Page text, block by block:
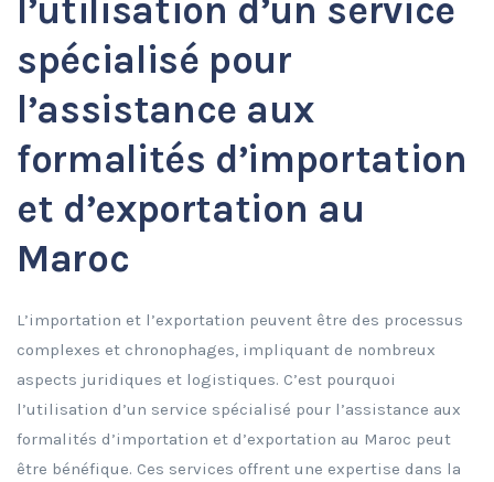
l’utilisation d’un service
spécialisé pour
l’assistance aux
formalités d’importation
et d’exportation au
Maroc
L’importation et l’exportation peuvent être des processus
complexes et chronophages, impliquant de nombreux
aspects juridiques et logistiques. C’est pourquoi
l’utilisation d’un service spécialisé pour l’assistance aux
formalités d’importation et d’exportation au Maroc peut
être bénéfique. Ces services offrent une expertise dans la